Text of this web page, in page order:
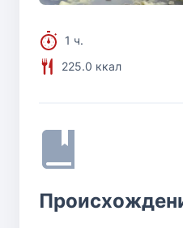
1 ч.
225.0 ккал